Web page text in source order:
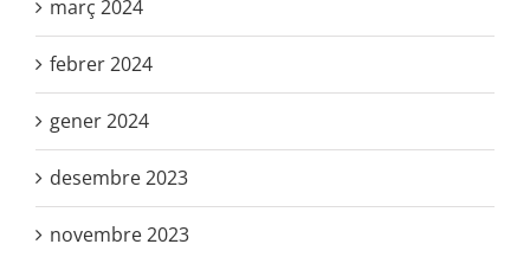
març 2024
febrer 2024
gener 2024
desembre 2023
novembre 2023